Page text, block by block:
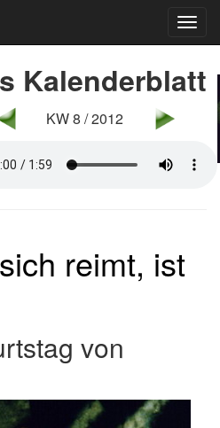
Kalenderblatt
KW 8 / 2012
reimt, ist
von